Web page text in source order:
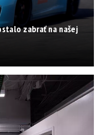
zabrať na našej